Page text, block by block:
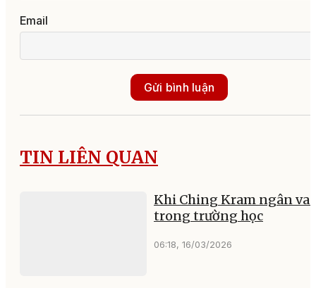
Email
Gửi bình luận
TIN LIÊN QUAN
Khi Ching Kram ngân
trong trường học
06:18, 16/03/2026